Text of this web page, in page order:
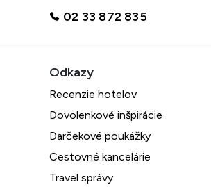
02 33 872 835
Recenzie hotelov
Dovolenkové inšpirácie
Darčekové poukážky
Cestovné kancelárie
Travel správy